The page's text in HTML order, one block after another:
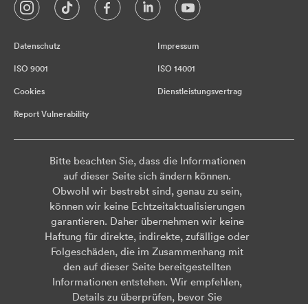
Datenschutz Impressum
ISO 9001 ISO 14001
Cookies Dienstleistungsvertrag
Report Vulnerability
Bitte beachten Sie, dass die Informationen
auf dieser Seite sich ändern können.
Obwohl wir bestrebt sind, genau zu sein,
können wir keine Echtzeitaktualisierungen
garantieren. Daher übernehmen wir keine
Haftung für direkte, indirekte, zufällige oder
Folgeschäden, die im Zusammenhang mit
den auf dieser Seite bereitgestellten
Informationen entstehen. Wir empfehlen,
Details zu überprüfen, bevor Sie